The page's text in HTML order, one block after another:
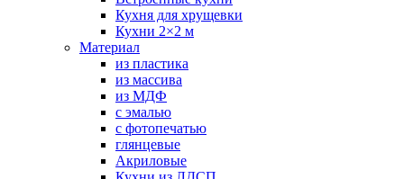
Кухня для хрущевки
Кухни 2×2 м
Материал
из пластика
из массива
из МДФ
с эмалью
с фотопечатью
глянцевые
Акриловые